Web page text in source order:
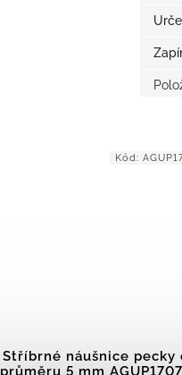
Stříbrné náušnice pecky
průměru 5 mm
Kód: